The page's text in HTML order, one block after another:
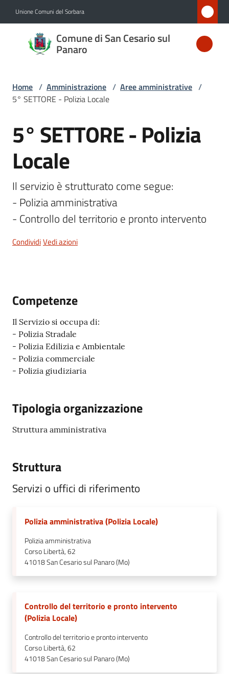
Unione Comuni del Sorbara
Comune di San Cesario sul
Panaro
Comune
di San
sul
Panaro
Amministrazione
Menu selezionato
Novità
Servizi
Vivere
San
Cesario
Tutti
gli
argomenti...
Seguici
Home / Amministrazione / Aree amministrative /
5° SETTORE - Polizia Locale
Salta al contenuto
5° SETTORE - Polizia
Locale
Il servizio è strutturato come segue:
- Polizia amministrativa
- Controllo del territorio e pronto intervento
CondividiVedi azioni
Competenze
Il Servizio si occupa di:
- Polizia Stradale
- Polizia Edilizia e Ambientale
- Polizia commerciale
- Polizia giudiziaria
Tipologia organizzazione
Struttura amministrativa
Struttura
Servizi o uffici di riferimento
Polizia amministrativa (Polizia Locale)
Polizia amministrativa
Corso Libertà, 62
41018San Cesario sul Panaro (Mo)
Controllo del territorio e pronto intervento
(Polizia Locale)
Controllo del territorio e pronto intervento
Corso Libertà, 62
41018San Cesario sul Panaro (Mo)